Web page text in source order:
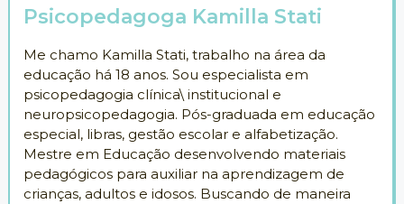
Psicopedagoga Kamilla Stati
Me chamo Kamilla Stati, trabalho na área da
educação há 18 anos. Sou especialista em
psicopedagogia clínica\ institucional e
neuropsicopedagogia. Pós-graduada em educação
especial, libras, gestão escolar e alfabetização.
Mestre em Educação desenvolvendo materiais
pedagógicos para auxiliar na aprendizagem de
crianças, adultos e idosos. Buscando de maneira